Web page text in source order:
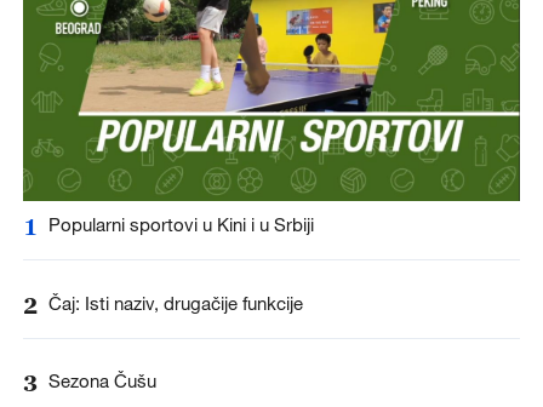
1 Popularni sportovi u Kini i u Srbiji
2 Čaj: Isti naziv, drugačije funkcije
3 Sezona Čušu